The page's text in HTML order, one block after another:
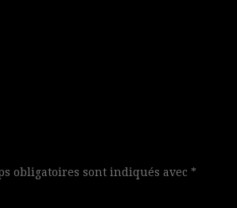
obligatoires sont indiqués avec *